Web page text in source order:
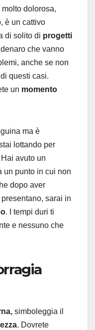
dolorosa,
è un cattivo
di solito di progetti
che vanno
anche se non
questi casi.
un momento
ma è
lottando per
avuto un
un punto in cui non
dopo aver
sarai in
. I tempi duri ti
e nessuno che
simboleggia il
. Dovrete